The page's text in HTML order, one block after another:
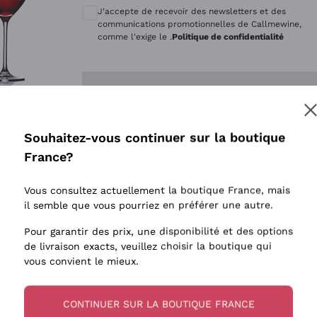
Mascarello Bartolo
Rinaldi Giuseppe
Tenuta San Leonardo
Alessandra Divella
Sedilesu
Ceretto
Levures
Vins
J'accepte de recevoir des newsletters et des
communications promotionnelles de Callmewine,
comme l'exige le .Politique de confidentialité
Enregistre-moi
plus d'informations, veuillez lire notrePolitique de confidentialité
Souhaitez-vous continuer sur la boutique
France?
Vous consultez actuellement la boutique France, mais
il semble que vous pourriez en préférer une autre.
Pour garantir des prix, une disponibilité et des options
de livraison exacts, veuillez choisir la boutique qui
vous convient le mieux.
CONTINUER SUR LA BOUTIQUE FRANCE